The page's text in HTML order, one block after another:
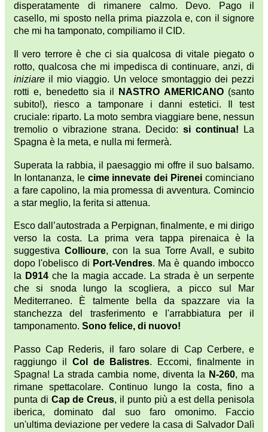
disperatamente di rimanere calmo. Devo. Pago il
casello, mi sposto nella prima piazzola e, con il signore
che mi ha tamponato, compiliamo il CID.
Il vero terrore è che ci sia qualcosa di vitale piegato o
rotto, qualcosa che mi impedisca di continuare, anzi, di
iniziare il mio viaggio. Un veloce smontaggio dei pezzi
rotti e, benedetto sia il
NASTRO AMERICANO(santo
subito!), riesco a tamponare i danni estetici. Il test
cruciale: riparto. La moto sembra viaggiare bene, nessun
tremolio o vibrazione strana. Decido: si continua! La
Spagna è la meta, e nulla mi fermerà.
Superata la rabbia, il paesaggio mi offre il suo balsamo.
In lontananza, le cime innevate dei Pirenei cominciano
a fare capolino, la mia promessa di avventura. Comincio
a star meglio, la ferita si attenua.
Esco dall’autostrada a Perpignan, finalmente, e mi dirigo
verso la costa. La prima vera tappa pirenaica è la
suggestiva Collioure, con la sua Torre Avall, e subito
dopo l'obelisco di Port-Vendres. Ma è quando imbocco
la D914 che la magia accade. La strada è un serpente
che si snoda lungo la scogliera, a picco sul Mar
Mediterraneo. È talmente bella da spazzare via la
stanchezza del trasferimento e l'arrabbiatura per il
tamponamento. Sono felice, di nuovo!
Passo Cap Rederis, il faro solare di Cap Cerbere, e
raggiungo il Col de Balistres. Eccomi, finalmente in
Spagna! La strada cambia nome, diventa la N-260, ma
rimane spettacolare. Continuo lungo la costa, fino a
punta di Cap de Creus, il punto più a est della penisola
iberica, dominato dal suo faro omonimo. Faccio
un'ultima deviazione per vedere la casa di Salvador Dalì